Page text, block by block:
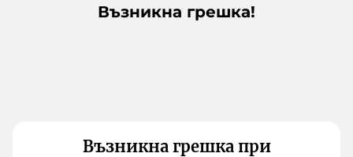
Възникна грешка!
Възникна грешка при